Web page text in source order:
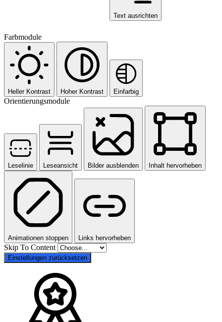
Text ausrichten
Farbmodule
Heller Kontrast Hoher Kontrast Einfarbig
Orientierungsmodule
Leselinie Leseansicht Bilder ausblenden Inhalt hervorheben
Animationen stoppen Links hervorheben
Skip To Content
Einstellungen zurücksetzen